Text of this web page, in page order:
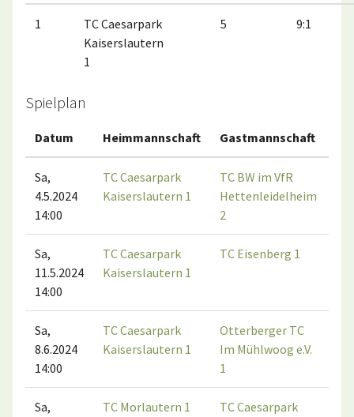
1
TC Caesarpark
Kaiserslautern
1
5 9:1
Spielplan
Datum Heimmannschaft Gastmannschaft
Sa,
4.5.2024
14:00
TC Caesarpark
Kaiserslautern 1
TC BW im VfR
Hettenleidelheim
2
Sa,
11.5.2024
14:00
TC Caesarpark
Kaiserslautern 1
TC Eisenberg 1
Sa,
8.6.2024
14:00
TC Caesarpark
Kaiserslautern 1
Otterberger TC
Im Mühlwoog e.V.
1
Sa,
TC Morlautern 1
TC Caesarpark